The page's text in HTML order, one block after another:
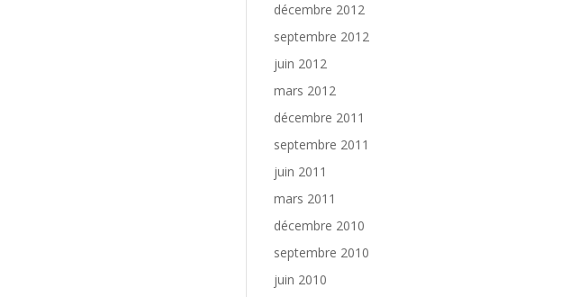
décembre 2012
septembre 2012
juin 2012
mars 2012
décembre 2011
septembre 2011
juin 2011
mars 2011
décembre 2010
septembre 2010
juin 2010